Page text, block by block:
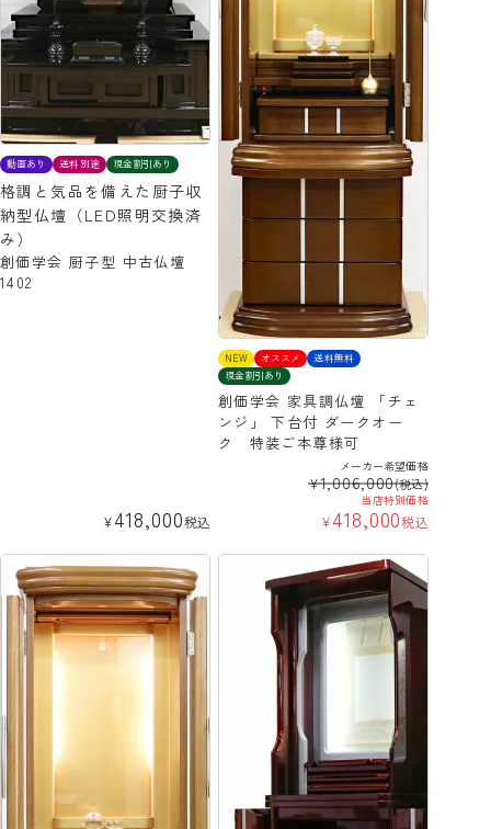
動画あり 送料別途 現金割引あり
格調と気品を備えた厨子収
納型仏壇（LED照明交換済
み）
創価学会 厨子型 中古仏壇
1402
¥418,000税込
NEW オススメ
送料無料
現金割引あり
創価学会 家具調仏壇 「チェ
ンジ」 下台付 ダークオー
ク 特装ご本尊様可
メーカー希望価格
¥1,006,000(税込)
当店特別価格
¥418,000税込